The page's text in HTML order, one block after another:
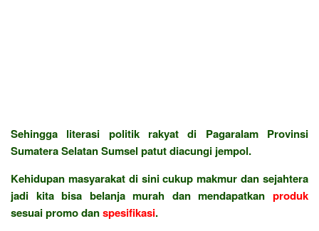
Sehingga literasi politik rakyat di Pagaralam Provinsi
Sumatera Selatan Sumsel patut diacungi jempol.
Kehidupan masyarakat di sini cukup makmur dan sejahtera
jadi kita bisa belanja murah dan mendapatkan produk
sesuai promo danspesifikasi.